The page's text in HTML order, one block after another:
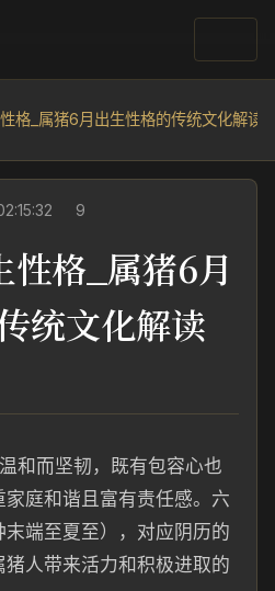
格_属猪6月出生性格的传统文化解读
9
性格_属猪6月
统文化解读
和而坚韧，既有包容心也
庭和谐且富有责任感。六
端至夏至），对应阴历的
人带来活力和积极进取的